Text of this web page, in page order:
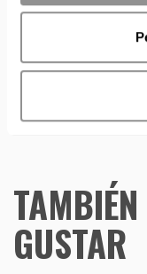
IMPORTANTE
bordados y
partir de
GUSTAR